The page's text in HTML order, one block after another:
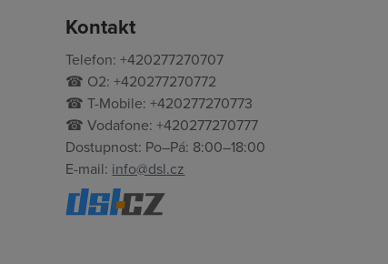
Kontakt
Telefon: +420277270707
☎ O2: +420277270772
☎ T-Mobile: +420277270773
☎ Vodafone: +420277270777
Dostupnost: Po–Pá: 8:00–18:00
E-mail: info@dsl.cz